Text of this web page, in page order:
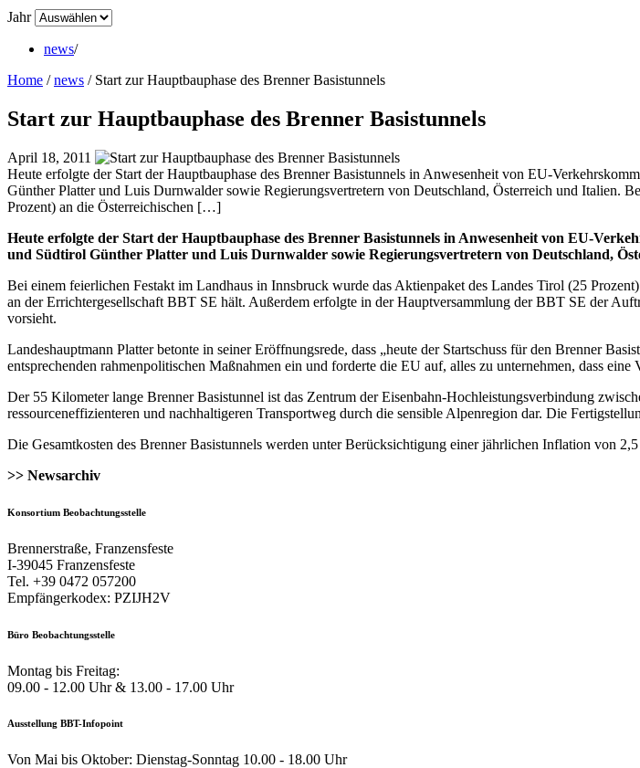
Jahr
news/
Home /news / Start zur Hauptbauphase des Brenner Basistunnels
Start zur Hauptbauphase des Brenner Basistunnels
April 18, 2011
Heute erfolgte der Start der Hauptbauphase des Brenner Basistunnels in Anwesenheit von EU-
Günther Platter und Luis Durnwalder sowie Regierungsvertretern von Deutschland, Österreich und Italien.
Prozent) an die Österreichischen […]
Heute erfolgte der Start der Hauptbauphase des Brenner Basistunnels in Anwesenheit von EU-
und Südtirol Günther Platter und Luis Durnwalder sowie Regierungsvertretern von Deutschland,
Bei einem feierlichen Festakt im Landhaus in Innsbruck wurde das Aktienpaket des Landes Tirol (25
an der Errichtergesellschaft BBT SE hält. Außerdem erfolgte in der Hauptversammlung der BBT SE der
vorsieht.
Landeshauptmann Platter betonte in seiner Eröffnungsrede, dass „heute der Startschuss für den Brenner
entsprechenden rahmenpolitischen Maßnahmen ein und forderte die EU auf, alles zu unternehmen, dass
Der 55 Kilometer lange Brenner Basistunnel ist das Zentrum der Eisenbahn-Hochleistungsverbindung
ressourceneffizienteren und nachhaltigeren Transportweg durch die sensible Alpenregion dar. Die
Die Gesamtkosten des Brenner Basistunnels werden unter Berücksichtigung einer jährlichen Inflation von
>> Newsarchiv
Konsortium Beobachtungsstelle
Brennerstraße, Franzensfeste
I-39045 Franzensfeste
Tel. +39 0472 057200
Empfängerkodex: PZIJH2V
Büro Beobachtungsstelle
Montag bis Freitag:
09.00 - 12.00 Uhr & 13.00 - 17.00 Uhr
Ausstellung BBT-Infopoint
Von Mai bis Oktober: Dienstag-Sonntag 10.00 - 18.00 Uhr